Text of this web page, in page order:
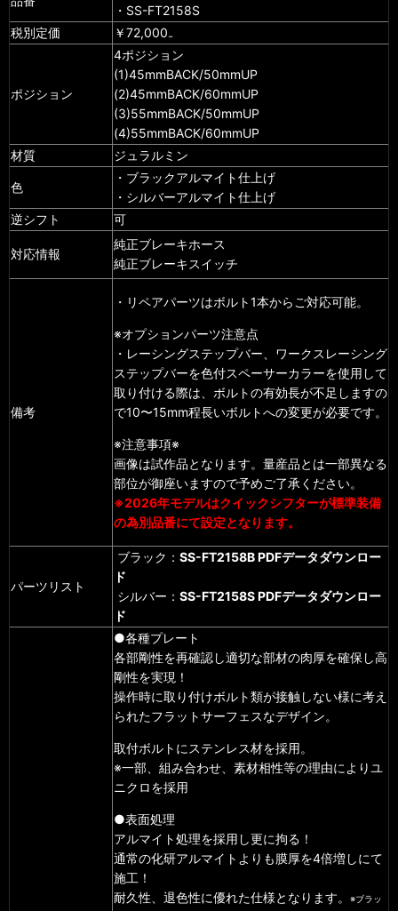
・SS-FT2158S
税別定価
￥72,000₋
ポジション
4ポジション
(1)45mmBACK/50mmUP
(2)45mmBACK/60mmUP
(3)55mmBACK/50mmUP
(4)55mmBACK/60mmUP
材質
ジュラルミン
色
・ブラックアルマイト仕上げ
・シルバーアルマイト仕上げ
逆シフト
可
対応情報
純正ブレーキホース
純正ブレーキスイッチ
備考
・リペアパーツはボルト1本からご対応可能。
※オプションパーツ注意点
・レーシングステップバー、ワークスレーシング
ステップバーを色付スペーサーカラーを使用して
取り付ける際は、ボルトの有効長が不足しますの
で10〜15mm程長いボルトへの変更が必要です。
※注意事項※
画像は試作品となります。量産品とは一部異なる
部位が御座いますので予めご了承ください。
※2026年モデルはクイックシフターが標準装備
の為別品番にて設定となります。
パーツリスト
ブラック： SS-FT2158B PDFデータダウンロー
ド
シルバー： SS-FT2158S PDFデータダウンロー
ド
●各種プレート
各部剛性を再確認し適切な部材の肉厚を確保し高
剛性を実現！
操作時に取り付けボルト類が接触しない様に考え
られたフラットサーフェスなデザイン。
取付ボルトにステンレス材を採用。
※一部、組み合わせ、素材相性等の理由によりユ
ニクロを採用
●表面処理
アルマイト処理を採用し更に拘る！
通常の化研アルマイトよりも膜厚を4倍増しにて
施工！
耐久性、退色性に優れた仕様となります。
※ブラッ